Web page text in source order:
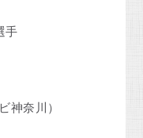
手
神奈川）